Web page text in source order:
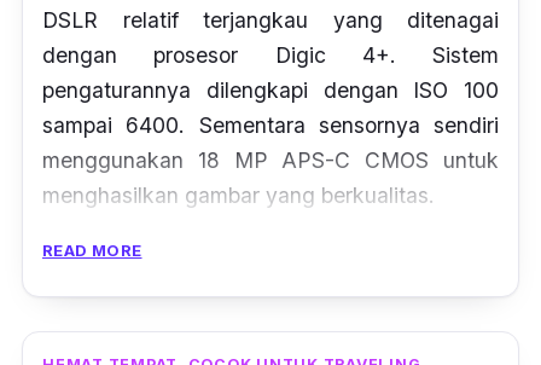
DSLR relatif terjangkau yang ditenagai
dengan prosesor Digic 4+. Sistem
pengaturannya dilengkapi dengan ISO 100
sampai 6400. Sementara sensornya sendiri
menggunakan 18 MP APS-C CMOS untuk
menghasilkan gambar yang berkualitas.
Hal yang lebih canggihnya lagi, kamera DSLR
seperti NFC juga sudah tersemat di kamera
READ MORE